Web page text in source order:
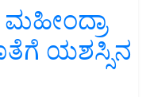
ಯಶಸ್ಸಿನ